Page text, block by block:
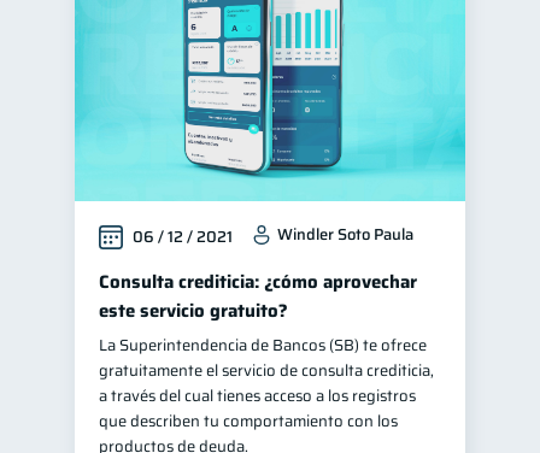
06 / 12 / 2021 Windler Soto Paula
Consulta crediticia: ¿cómo aprovechar
este servicio gratuito?
La Superintendencia de Bancos (SB) te ofrece
gratuitamente el servicio de consulta crediticia,
a través del cual tienes acceso a los registros
que describen tu comportamiento con los
productos de deuda.